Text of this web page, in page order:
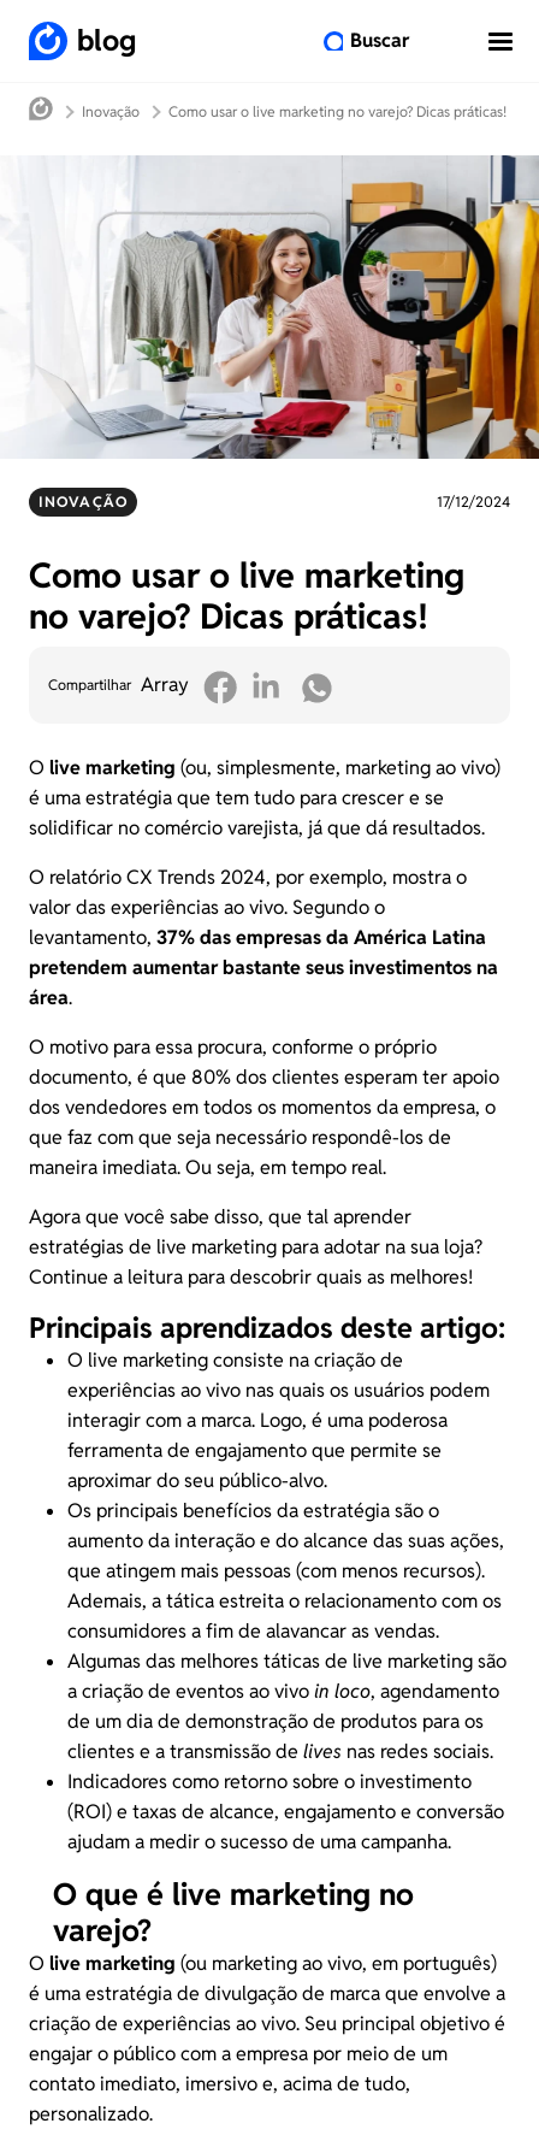
blog Buscar
Inovação Como usar o live marketing no varejo? Dicas práticas!
INOVAÇÃO 17/12/2024
Como usar o live marketing
no varejo? Dicas práticas!
Compartilhar Array
O live marketing (ou, simplesmente, marketing ao vivo)
é uma estratégia que tem tudo para crescer e se
solidificar no comércio varejista, já que dá resultados.
O relatórioCX Trends 2024, por exemplo, mostra o
valor das experiências ao vivo. Segundo o
levantamento, 37% das empresas da América Latina
pretendem aumentar bastante seus investimentos na
área.
O motivo para essa procura, conforme o próprio
documento, é que 80% dos clientes esperam ter apoio
dos vendedores em todos os momentos da empresa, o
que faz com que seja necessário respondê-los de
maneira imediata. Ou seja, em tempo real.
Agora que você sabe disso, que tal aprender
estratégias de live marketing para adotar na sua loja?
Continue a leitura para descobrir quais as melhores!
Principais aprendizados deste artigo:
O live marketing consiste na criação de
experiências ao vivo nas quais os usuários podem
interagir com a marca. Logo, é uma poderosa
ferramenta de engajamentoque permite se
aproximar do seu público-alvo.
Os principais benefícios da estratégia são o
aumento da interação e do alcance das suas ações,
que atingem mais pessoas (com menos recursos).
Ademais, a tática estreita o relacionamento com os
consumidoresa fim de alavancar as vendas.
Algumas das melhores táticas de live marketing são
a criação de eventos ao vivoin loco, agendamento
de um dia de demonstração de produtos para os
clientese a transmissão de lives nas redes sociais.
Indicadores como retorno sobre o investimento
(ROI) e taxas de alcance, engajamento e conversão
ajudam a medir o sucesso de uma campanha.
O que é live marketing no
varejo?
O live marketing (ou marketing ao vivo, em português)
é uma estratégia de divulgação de marca que envolve a
criação de experiências ao vivo. Seu principal objetivo é
engajar o público com a empresa por meio de um
contato imediato, imersivo e, acima de tudo,
personalizado.